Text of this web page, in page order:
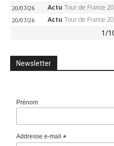
20/07/26 Actu Tour de France 2026 – Étape 16 : Evenepoel, Pogacar,
20/07/26 Actu Tour de France 2026 – Le parcours
1/
Newsletter
Prénom
Addresse e-mail*